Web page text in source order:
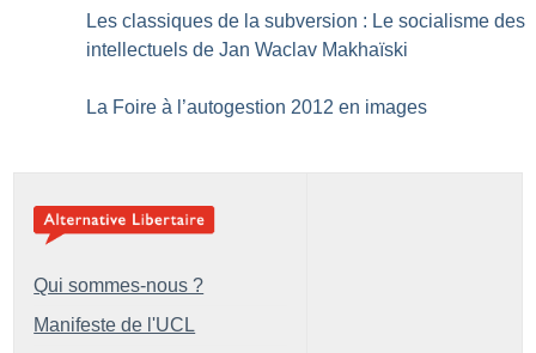
Les classiques de la subversion : Le socialisme des
intellectuels de Jan Waclav Makhaïski
La Foire à l’autogestion 2012 en images
Qui sommes-nous ?
Manifeste de l'UCL